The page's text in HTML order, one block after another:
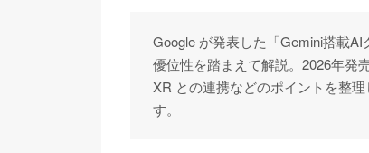
Google が発表した「Gemini搭載
優位性を踏まえて解説。2026年発
XR との連携などのポイントを整
す。